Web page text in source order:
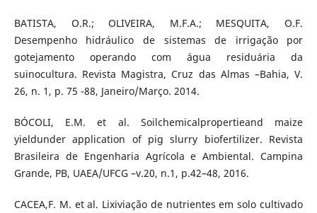
BATISTA, O.R.; OLIVEIRA, M.F.A.; MESQUITA, O.F.
Desempenho hidráulico de sistemas de irrigação por
gotejamento operando com água residuária da
suinocultura. Revista Magistra, Cruz das Almas –Bahia, V.
26, n. 1, p. 75 -88, Janeiro/Março. 2014.
BÓCOLI, E.M. et al. Soilchemicalpropertieand maize
yieldunder application of pig slurry biofertilizer. Revista
Brasileira de Engenharia Agrícola e Ambiental. Campina
Grande, PB, UAEA/UFCG –v.20, n.1, p.42–48, 2016.
CACEA,F. M. et al. Lixiviação de nutrientes em solo cultivado